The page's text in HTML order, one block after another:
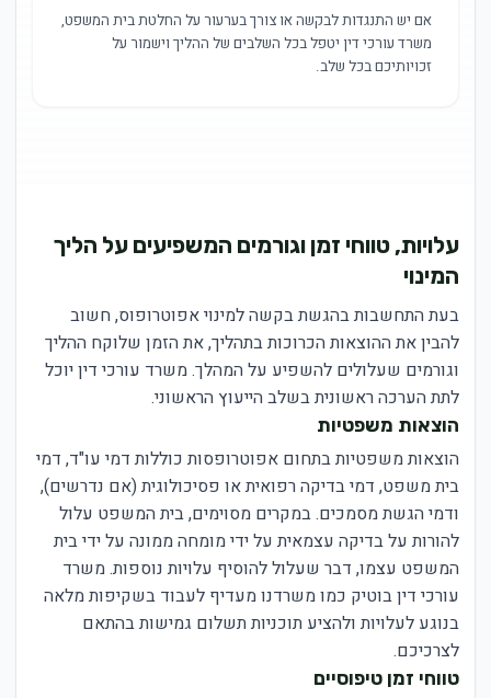
אם יש התנגדות לבקשה או צורך בערעור על החלטת בית המשפט,
משרד עורכי דין יטפל בכל השלבים של ההליך וישמור על
זכויותיכם בכל שלב.
עלויות, טווחי זמן וגורמים המשפיעים על הליך
המינוי
בעת התחשבות בהגשת בקשה למינוי אפוטרופוס, חשוב
להבין את ההוצאות הכרוכות בתהליך, את הזמן שלוקח ההליך
וגורמים שעלולים להשפיע על המהלך. משרד עורכי דין יוכל
לתת הערכה ראשונית בשלב הייעוץ הראשוני.
הוצאות משפטיות
הוצאות משפטיות בתחום אפוטרופסות כוללות דמי עו"ד, דמי
בית משפט, דמי בדיקה רפואית או פסיכולוגית (אם נדרשים),
ודמי הגשת מסמכים. במקרים מסוימים, בית המשפט עלול
להורות על בדיקה עצמאית על ידי מומחה ממונה על ידי בית
המשפט עצמו, דבר שעלול להוסיף עלויות נוספות. משרד
עורכי דין בוטיק כמו משרדנו מעדיף לעבוד בשקיפות מלאה
בנוגע לעלויות ולהציע תוכניות תשלום גמישות בהתאם
לצרכיכם.
טווחי זמן טיפוסיים